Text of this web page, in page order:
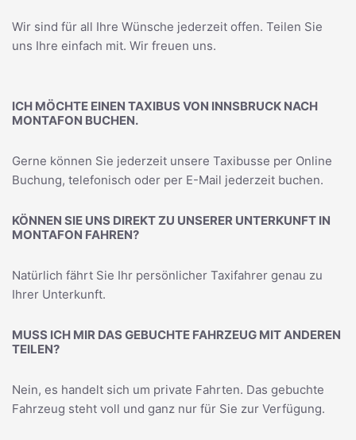
Wir sind für all Ihre Wünsche jederzeit offen. Teilen Sie
uns Ihre einfach mit. Wir freuen uns.
ICH MÖCHTE EINEN TAXIBUS VON INNSBRUCK NACH
MONTAFON BUCHEN.
Gerne können Sie jederzeit unsere Taxibusse per Online
Buchung, telefonisch oder per E-Mail jederzeit buchen.
KÖNNEN SIE UNS DIREKT ZU UNSERER UNTERKUNFT IN
MONTAFON FAHREN?
Natürlich fährt Sie Ihr persönlicher Taxifahrer genau zu
Ihrer Unterkunft.
MUSS ICH MIR DAS GEBUCHTE FAHRZEUG MIT ANDEREN
TEILEN?
Nein, es handelt sich um private Fahrten. Das gebuchte
Fahrzeug steht voll und ganz nur für Sie zur Verfügung.